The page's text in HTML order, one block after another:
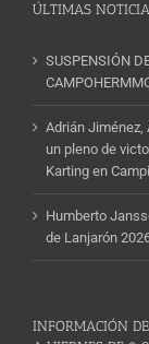
ÚLTIMAS
SUSPENSIÓN
Adrián Jiménez,
un pleno de
Karting en
Humberto
de Lanjarón
INFORMACIÓN